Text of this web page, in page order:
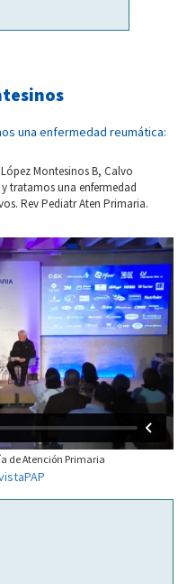
una enfermedad reumática:
Montesinos B, Calvo
tratamos una enfermedad
Rev Pediatr Aten Primaria.
de Atención Primaria